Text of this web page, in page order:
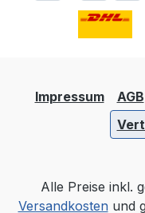
Impressum AGB
Alle Preise inkl.
Versandkostenund